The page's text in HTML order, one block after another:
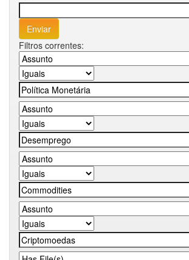
Filtros correntes: